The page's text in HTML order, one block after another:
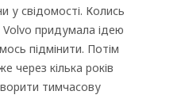
у свідомості. Колись
Volvo придумала ідею
підмінити. Потім
через кілька років
тимчасову